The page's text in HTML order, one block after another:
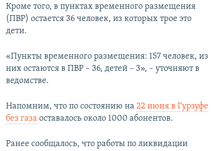
Кроме того, в пунктах временного размещения
(ПВР) остается 36 человек, из которых трое это
дети.
«Пункты временного размещения: 157 человек, из
них остаются в ПВР – 36, детей – 3», – уточняют в
ведомстве.
Напомним, что по состоянию на 22 июня в Гурзуфе
без газа оставалось около 1000 абонентов.
Ранее сообщалось, что работы по ликвидации